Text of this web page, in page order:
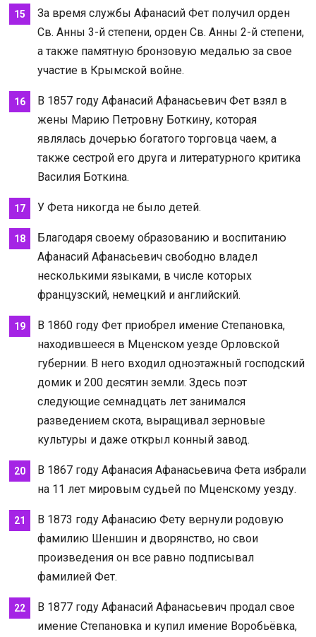
За время службы Афанасий Фет получил орден
Св. Анны 3-й степени, орден Св. Анны 2-й степени,
а также памятную бронзовую медалью за свое
участие в Крымской войне.
В 1857 году Афанасий Афанасьевич Фет взял в
жены Марию Петровну Боткину, которая
являлась дочерью богатого торговца чаем, а
также сестрой его друга и литературного критика
Василия Боткина.
У Фета никогда не было детей.
Благодаря своему образованию и воспитанию
Афанасий Афанасьевич свободно владел
несколькими языками, в числе которых
французский, немецкий и английский.
В 1860 году Фет приобрел имение Степановка,
находившееся в Мценском уезде Орловской
губернии. В него входил одноэтажный господский
домик и 200 десятин земли. Здесь поэт
следующие семнадцать лет занимался
разведением скота, выращивал зерновые
культуры и даже открыл конный завод.
В 1867 году Афанасия Афанасьевича Фета избрали
на 11 лет мировым судьей по Мценскому уезду.
В 1873 году Афанасию Фету вернули родовую
фамилию Шеншин и дворянство, но свои
произведения он все равно подписывал
фамилией Фет.
В 1877 году Афанасий Афанасьевич продал свое
имение Степановка и купил имение Воробьёвка,